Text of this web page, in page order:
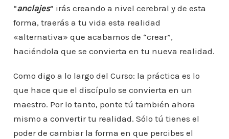
“anclajes” irás creando a nivel cerebral y de esta
forma, traerás a tu vida esta realidad
«alternativa» que acabamos de “crear”,
haciéndola que se convierta en tu nueva realidad.
Como digo a lo largo del Curso: la práctica es lo
que hace que el discípulo se convierta en un
maestro. Por lo tanto, ponte tú también ahora
mismo a convertir tu realidad. Sólo tú tienes el
poder de cambiar la forma en que percibes el